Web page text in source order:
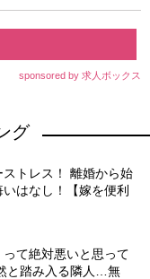
sponsored by 求人ボックス
グ
トレス！ 離婚から始
はなし！【嫁を便利
って絶対悪いと思って
と踏み入る隣人…無